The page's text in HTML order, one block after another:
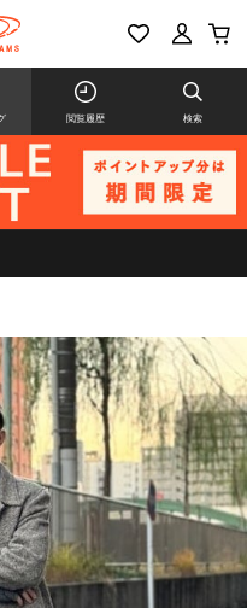
閲覧履歴 検索